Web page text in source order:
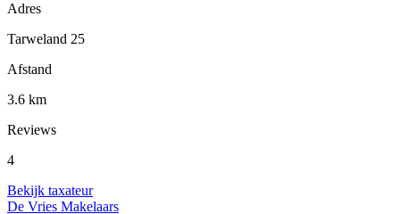
Adres
Tarweland 25
Afstand
3.6 km
Reviews
4
Bekijk taxateur
De Vries Makelaars